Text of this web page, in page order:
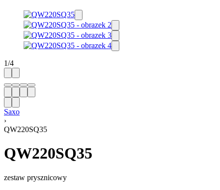
1/4
Saxo
›
QW220SQ35
QW220SQ35
zestaw prysznicowy